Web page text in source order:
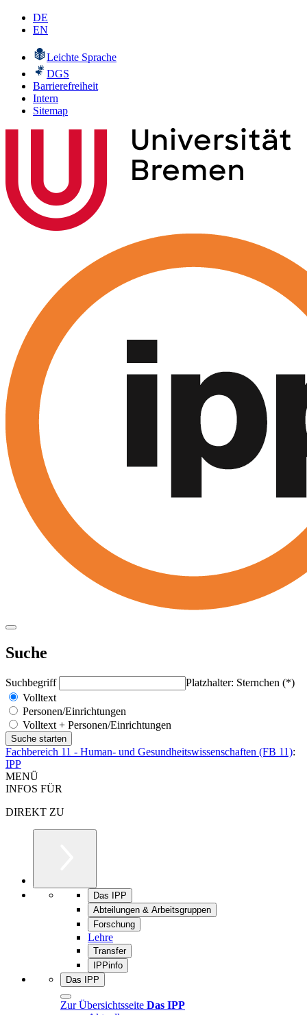
DE
EN
Leichte Sprache
DGS
Barrierefreiheit
Intern
Sitemap
Suche
Suchbegriff
Platzhalter: Sternchen (*)
Volltext
Personen/Einrichtungen
Volltext + Personen/Einrichtungen
Fachbereich 11 - Human- und Gesundheitswissenschaften (FB 11):
IPP
MENÜ
INFOS FÜR
DIREKT ZU
Das IPP
Abteilungen & Arbeitsgruppen
Forschung
Lehre
Transfer
IPPinfo
Das IPP
Zur Übersichtsseite Das IPP